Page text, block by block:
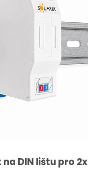
DIN lištu pro 2x